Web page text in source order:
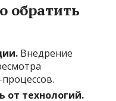
обратить
Внедрение
от технологий.